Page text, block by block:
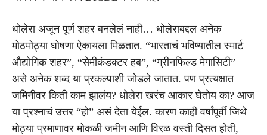
धोलेरा अजून पूर्ण शहर बनलेलं नाही… धोलेराबद्दल अनेक
मोठमोठ्या घोषणा ऐकायला मिळतात. “भारताचं भविष्यातील स्मार्ट
औद्योगिक शहर”, “सेमीकंडक्टर हब”, “ग्रीनफिल्ड मेगासिटी” —
असे अनेक शब्द या प्रकल्पाशी जोडले जातात. पण प्रत्यक्षात
जमिनीवर किती काम झालंय? धोलेरा खरंच आकार घेतोय का? आज
या प्रश्नाचं उत्तर “हो” असं देता येईल. कारण काही वर्षांपूर्वी जिथे
मोठ्या प्रमाणावर मोकळी जमीन आणि विरळ वस्ती दिसत होती,